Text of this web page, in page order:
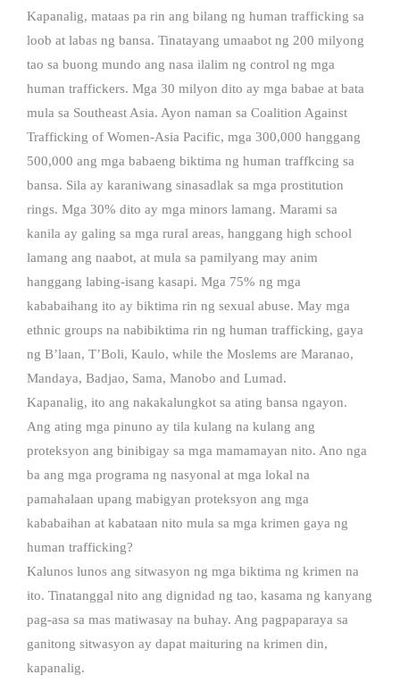
Kapanalig, mataas pa rin ang bilang ng human trafficking sa
loob at labas ng bansa. Tinatayang umaabot ng 200 milyong
tao sa buong mundo ang nasa ilalim ng control ng mga
human traffickers. Mga 30 milyon dito ay mga babae at bata
mula sa Southeast Asia. Ayon naman sa Coalition Against
Trafficking of Women-Asia Pacific, mga 300,000 hanggang
500,000 ang mga babaeng biktima ng human traffkcing sa
bansa. Sila ay karaniwang sinasadlak sa mga prostitution
rings. Mga 30% dito ay mga minors lamang. Marami sa
kanila ay galing sa mga rural areas, hanggang high school
lamang ang naabot, at mula sa pamilyang may anim
hanggang labing-isang kasapi. Mga 75% ng mga
kababaihang ito ay biktima rin ng sexual abuse. May mga
ethnic groups na nabibiktima rin ng human trafficking, gaya
ng B’laan, T’Boli, Kaulo, while the Moslems are Maranao,
Mandaya, Badjao, Sama, Manobo and Lumad.
Kapanalig, ito ang nakakalungkot sa ating bansa ngayon.
Ang ating mga pinuno ay tila kulang na kulang ang
proteksyon ang binibigay sa mga mamamayan nito. Ano nga
ba ang mga programa ng nasyonal at mga lokal na
pamahalaan upang mabigyan proteksyon ang mga
kababaihan at kabataan nito mula sa mga krimen gaya ng
human trafficking?
Kalunos lunos ang sitwasyon ng mga biktima ng krimen na
ito. Tinatanggal nito ang dignidad ng tao, kasama ng kanyang
pag-asa sa mas matiwasay na buhay. Ang pagpaparaya sa
ganitong sitwasyon ay dapat maituring na krimen din,
kapanalig.